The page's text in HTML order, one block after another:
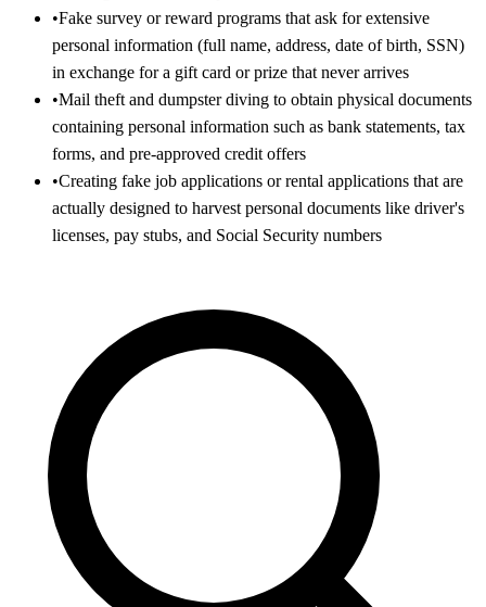
•Fake survey or reward programs that ask for extensive
personal information (full name, address, date of birth, SSN)
in exchange for a gift card or prize that never arrives
•Mail theft and dumpster diving to obtain physical documents
containing personal information such as bank statements, tax
forms, and pre-approved credit offers
•Creating fake job applications or rental applications that are
actually designed to harvest personal documents like driver's
licenses, pay stubs, and Social Security numbers